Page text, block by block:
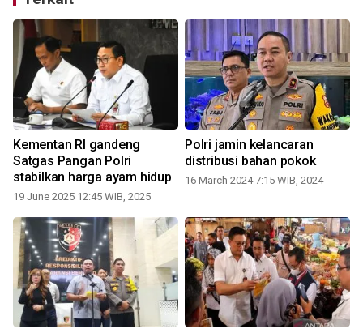
Kementan RI gandeng
Satgas Pangan Polri
stabilkan harga ayam hidup
19 June 2025 12:45 WIB, 2025
Polri jamin kelancaran
distribusi bahan pokok
16 March 2024 7:15 WIB, 2024